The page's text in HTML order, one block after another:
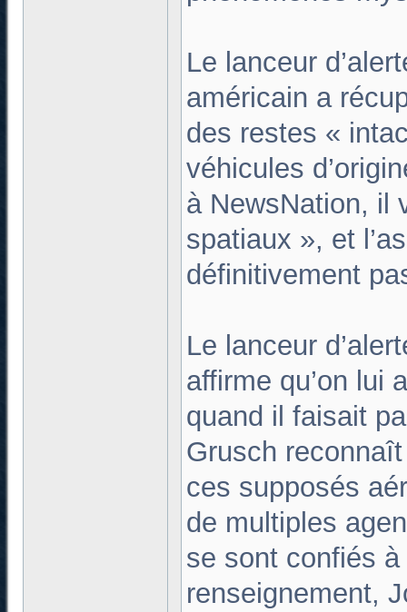
Le lanceur
américain a
des restes «
véhicules
à NewsNation, il
spatiaux », et
définitivement
Le lanceur
affirme qu’on lui
quand il faisait
Grusch
ces supposés
de multiples
se sont confiés
renseignement,